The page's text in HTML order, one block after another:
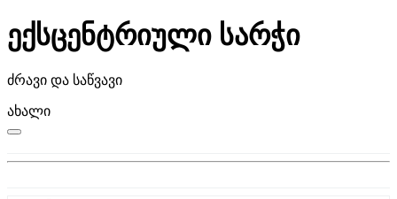
ექსცენტრიული სარჭი
ძრავი და საწვავი
ახალი